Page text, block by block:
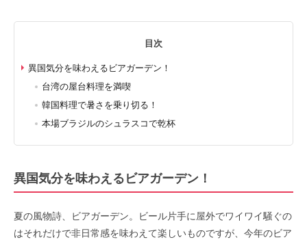
目次
異国気分を味わえるビアガーデン！
台湾の屋台料理を満喫
韓国料理で暑さを乗り切る！
本場ブラジルのシュラスコで乾杯
異国気分を味わえるビアガーデン！
夏の風物詩、ビアガーデン。ビール片手に屋外でワイワイ騒ぐの
はそれだけで非日常感を味わえて楽しいものですが、今年のビア